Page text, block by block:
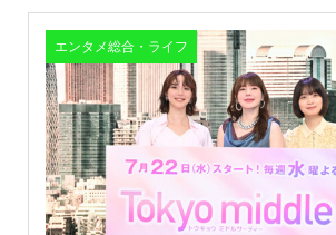
エンタメ総合・ライフ